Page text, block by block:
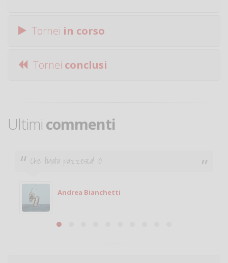
Tornei in corso
Tornei conclusi
Ultimi commenti
Che figata pazzesca! :O
Andrea Bianchetti